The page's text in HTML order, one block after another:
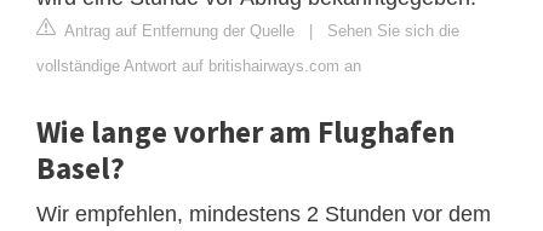
Antrag auf Entfernung der Quelle | Sehen Sie sich die
vollständige Antwort auf britishairways.com an
Wie lange vorher am Flughafen
Basel?
Wir empfehlen, mindestens 2 Stunden vor dem